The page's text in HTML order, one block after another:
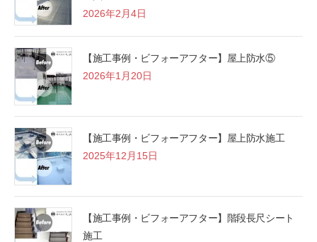
2026年2月4日
【施工事例・ビフォーアフター】屋上防水⑤
2026年1月20日
【施工事例・ビフォーアフター】屋上防水施工
2025年12月15日
【施工事例・ビフォーアフター】階段長尺シート
施工